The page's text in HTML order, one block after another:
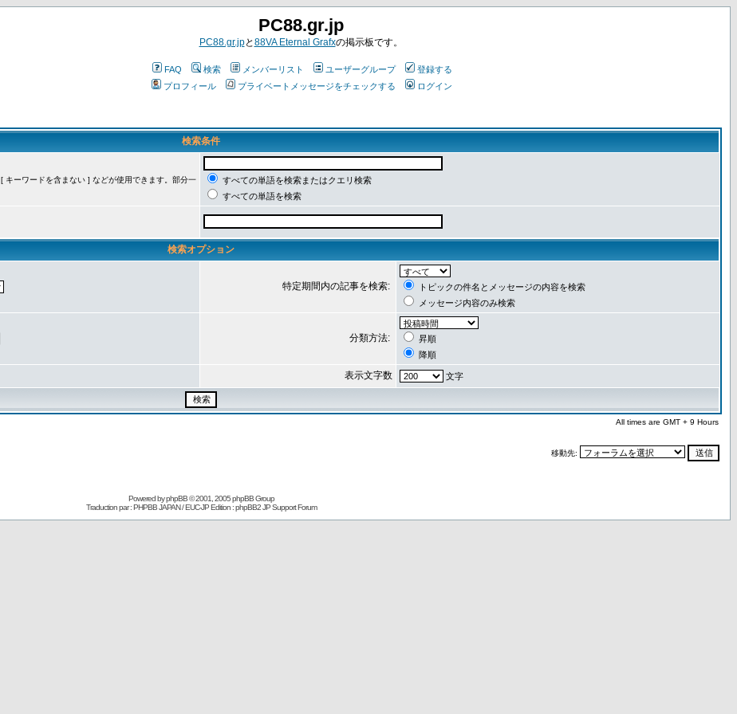
PC88.gr.jp
PC88.gr.jpと88VA Eternal Grafxの掲示板です。
FAQ 検索 メンバーリスト ユーザーグループ
登録する
プロフィール
プライベートメッセージをチェックする ログイン
検索条件
[ キーワードを含まない ] などが使用できます。部分一
すべての単語を検索またはクエリ検索
すべての単語を検索
検索オプション
特定期間内の記事を検索:
トピックの件名とメッセージの内容を検索
メッセージ内容のみ検索
分類方法:
昇順
降順
表示文字数 文字
All times are GMT + 9 Hours
移動先:
Powered byphpBB© 2001, 2005 phpBB Group
Traduction par : PHPBB JAPAN / EUC-JP Edition :phpBB2 JP Support Forum